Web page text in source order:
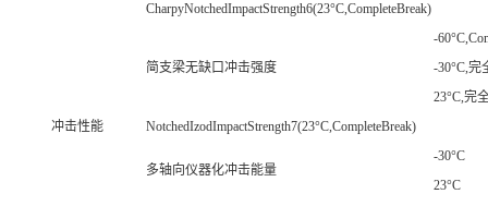
冲击性能
CharpyNotchedImpactStrength6(23°C,CompleteBreak)
简支梁无缺口冲击强度
-
-30°C,完
23°C,完
NotchedIzodImpactStrength7(23°C,CompleteBreak)
多轴向仪器化冲击能量
-30°C
23°C